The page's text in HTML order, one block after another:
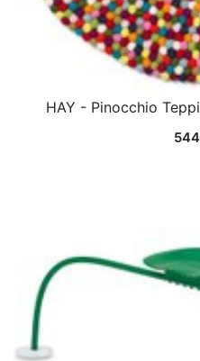
HAY - Pinocchio